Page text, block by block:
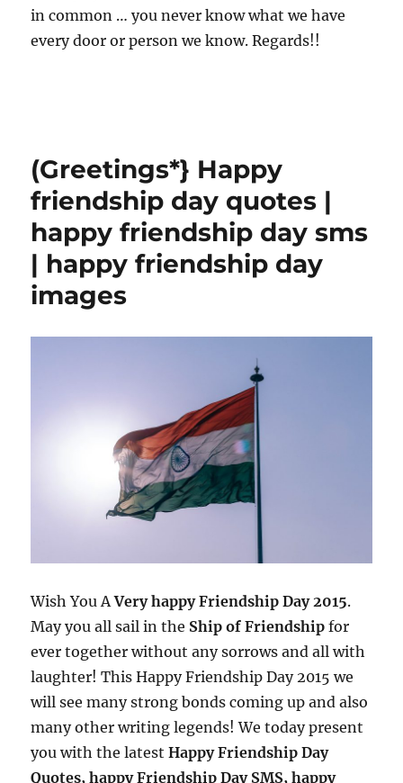
in common … you never know what we have
every door or person we know. Regards!!
(Greetings*} Happy
friendship day quotes |
happy friendship day sms
| happy friendship day
images
Wish You AVery happy Friendship Day 2015.
May you all sail in the Ship of Friendship for
ever together without any sorrows and all with
laughter! This Happy Friendship Day 2015 we
will see many strong bonds coming up and also
many other writing legends! We today present
you with the latestHappy Friendship Day
Quotes, happy Friendship Day SMS, happy